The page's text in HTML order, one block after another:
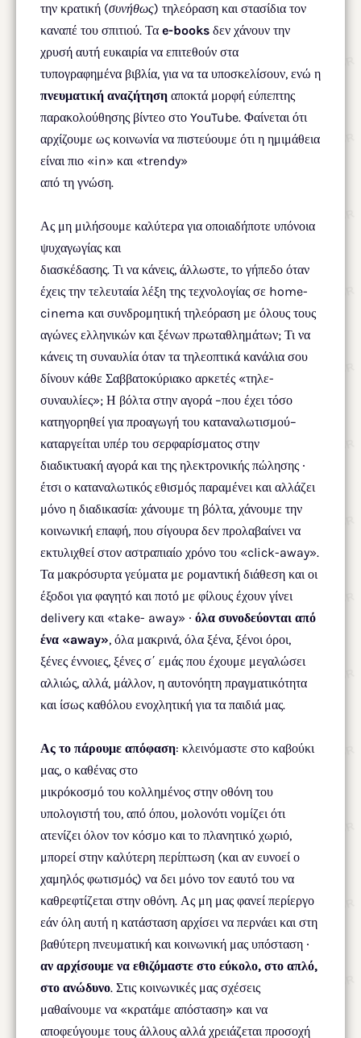
την κρατική (συνήθως) τηλεόραση και στασίδια τον
καναπέ του σπιτιού. Τα e-books δεν χάνουν την
χρυσή αυτή ευκαιρία να επιτεθούν στα
τυπογραφημένα βιβλία, για να τα υποσκελίσουν, ενώ η
πνευματική αναζήτηση αποκτά μορφή εύπεπτης
παρακολούθησης βίντεο στο YouTube. Φαίνεται ότι
αρχίζουμε ως κοινωνία να πιστεύουμε ότι η ημιμάθεια
είναι πιο «in» και «trendy»
από τη γνώση.
Ας μη μιλήσουμε καλύτερα για οποιαδήποτε υπόνοια
ψυχαγωγίας και
διασκέδασης. Τι να κάνεις, άλλωστε, το γήπεδο όταν
έχεις την τελευταία λέξη της τεχνολογίας σε home-
cinema και συνδρομητική τηλεόραση με όλους τους
αγώνες ελληνικών και ξένων πρωταθλημάτων; Τι να
κάνεις τη συναυλία όταν τα τηλεοπτικά κανάλια σου
δίνουν κάθε Σαββατοκύριακο αρκετές «τηλε-
συναυλίες»; Η βόλτα στην αγορά –που έχει τόσο
κατηγορηθεί για προαγωγή του καταναλωτισμού–
καταργείται υπέρ του σερφαρίσματος στην
διαδικτυακή αγορά και της ηλεκτρονικής πώλησης ∙
έτσι ο καταναλωτικός εθισμός παραμένει και αλλάζει
μόνο η διαδικασία: χάνουμε τη βόλτα, χάνουμε την
κοινωνική επαφή, που σίγουρα δεν προλαβαίνει να
εκτυλιχθεί στον αστραπιαίο χρόνο του «click-away».
Τα μακρόσυρτα γεύματα με ρομαντική διάθεση και οι
έξοδοι για φαγητό και ποτό με φίλους έχουν γίνει
delivery και «take- away» ∙ όλα συνοδεύονται από
ένα «away», όλα μακρινά, όλα ξένα, ξένοι όροι,
ξένες έννοιες, ξένες σ΄ εμάς που έχουμε μεγαλώσει
αλλιώς, αλλά, μάλλον, η αυτονόητη πραγματικότητα
και ίσως καθόλου ενοχλητική για τα παιδιά μας.
Ας το πάρουμε απόφαση: κλεινόμαστε στο καβούκι
μας, ο καθένας στο
μικρόκοσμό του κολλημένος στην οθόνη του
υπολογιστή του, από όπου, μολονότι νομίζει ότι
ατενίζει όλον τον κόσμο και το πλανητικό χωριό,
μπορεί στην καλύτερη περίπτωση (και αν ευνοεί ο
χαμηλός φωτισμός) να δει μόνο τον εαυτό του να
καθρεφτίζεται στην οθόνη. Ας μη μας φανεί περίεργο
εάν όλη αυτή η κατάσταση αρχίσει να περνάει και στη
βαθύτερη πνευματική και κοινωνική μας υπόσταση ∙
αν αρχίσουμε να εθιζόμαστε στο εύκολο, στο απλό,
στο ανώδυνο. Στις κοινωνικές μας σχέσεις
μαθαίνουμε να «κρατάμε απόσταση» και να
αποφεύγουμε τους άλλους αλλά χρειάζεται προσοχή